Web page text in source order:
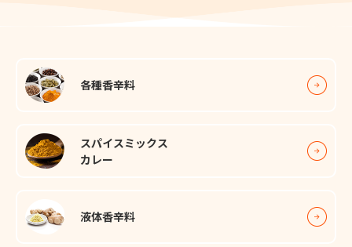
各種⾹⾟料
スパイスミックス
カレー
液体⾹⾟料